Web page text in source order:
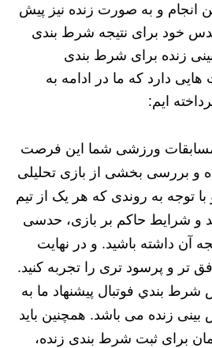
انجام و به صورت زنده نیز پیش
خود برای نتیجه شرط بندی
زنده برای شرط بندی
دارد که ما در ادامه به
ایم:
مسابقات ورزشی شما این فرصت
و بررسی بخشی از بازی تحلیلی
توجه به روندی که هر یک از تیم
و شرایط حاکم بر بازی، حدسی
آن داشته باشید. و در نهایت
تر و پرسود تری را تجربه کنید.
شرط بندي فوتبال پیشنهاد ما به
بینی زنده می باشد. همچنین باید
برای ثبت شرط بندی زنده،